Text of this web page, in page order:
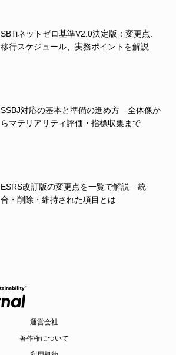
SBTiネットゼロ基準V2.0決定版：変更点、
移行スケジュール、実務ポイントを解説
SSBJ対応の基本と準備の進め方 全体像か
らマテリアリティ評価・指標収集まで
ESRS改訂版の変更点を一覧で解説 統
合・削除・維持された項目とは
運営会社
著作権について